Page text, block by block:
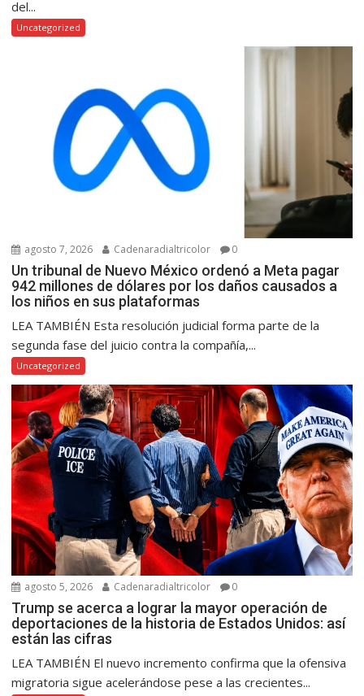
del...
Uncategorized
agosto 7, 2026 Cadenaradialtricolor 0
Un tribunal de Nuevo México ordenó a Meta pagar
942 millones de dólares por los daños causados a
los niños en sus plataformas
LEA TAMBIÉN Esta resolución judicial forma parte de la
segunda fase del juicio contra la compañía,...
Uncategorized
agosto 5, 2026 Cadenaradialtricolor 0
Trump se acerca a lograr la mayor operación de
deportaciones de la historia de Estados Unidos: así
están las cifras
LEA TAMBIÉN El nuevo incremento confirma que la ofensiva
migratoria sigue acelerándose pese a las crecientes...